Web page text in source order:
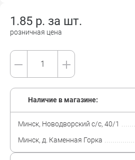
1.85 р. за шт.
розничная цена
Наличие в магазине:
Минск, Новодворский с/с, 40/1
Минск, д. Каменная Горка